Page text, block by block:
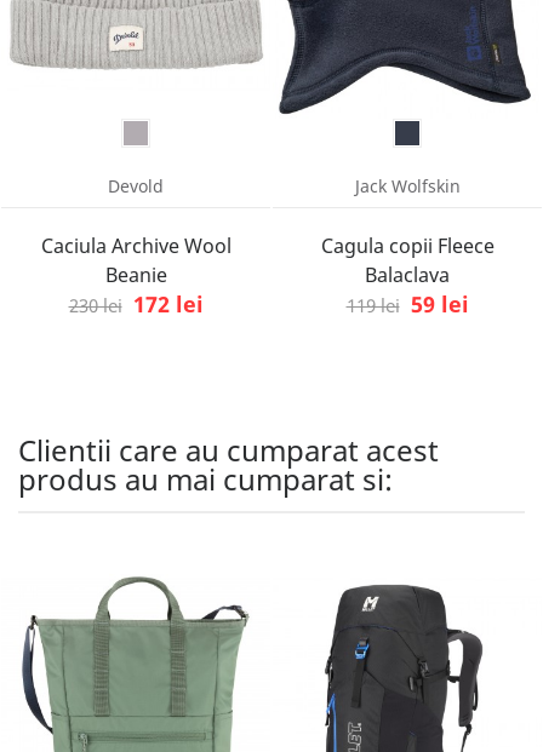
Devold
Caciula Archive Wool
Beanie
230 lei 172 lei
Jack Wolfskin
Cagula copii Fleece
Balaclava
119 lei 59 lei
Clientii care au cumparat acest
produs au mai cumparat si: